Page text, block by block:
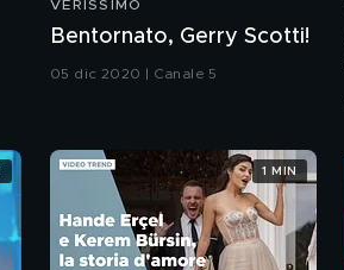
VERISSIMO
Bentornato, Gerry Scotti!
05 dic 2020 | Canale 5
1 MIN